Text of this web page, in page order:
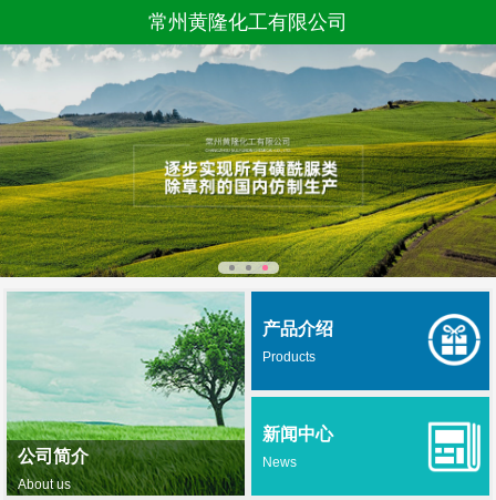
常州黄隆化工有限公司
公司简介
About us
产品介绍
Products
新闻中心
News